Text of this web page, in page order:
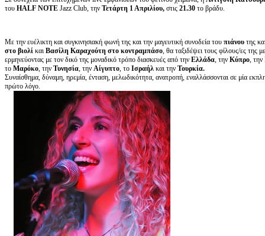
του HALF NOTE Jazz Club, την Τετάρτη 1 Απριλίου, στις 21.30 το βράδυ.
Με την ευέλικτη και συγκινησιακή φωνή της και την μαγευτική συνοδεία του πιάνου της
στο βιολί και Βασίλη Καραχούτη στο κοντραμπάσο, θα ταξιδέψει τους φίλους/ες της
ερμηνεύοντας με τον δικό της μοναδικό τρόπο διασκευές από την Ελλάδα, την Κύπρο, την
το Μαρόκο, την Τυνησία, την Αίγυπτο, το Ισραήλ και την Τουρκία.
Συναίσθημα, δύναμη, ηρεμία, ένταση, μελωδικότητα, ανατροπή, εναλλάσσονται σε μία
πρώτο λόγο.